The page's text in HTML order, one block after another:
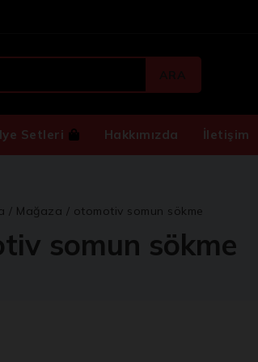
ARA
Setleri Hakkımızda İletişim
/ Mağaza / otomotiv somun sökme
somun sökme